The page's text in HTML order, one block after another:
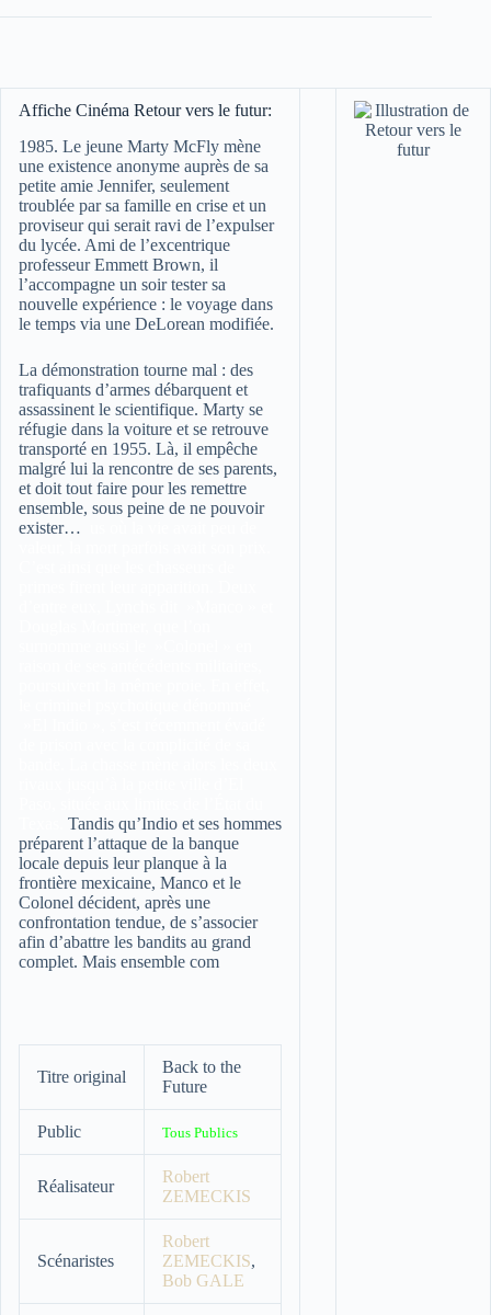
Affiche Cinéma Retour vers le futur:
1985. Le jeune Marty McFly mène
une existence anonyme auprès de sa
petite amie Jennifer, seulement
troublée par sa famille en crise et un
proviseur qui serait ravi de l’expulser
du lycée. Ami de l’excentrique
professeur Emmett Brown, il
l’accompagne un soir tester sa
nouvelle expérience : le voyage dans
le temps via une DeLorean modifiée.
La démonstration tourne mal : des
trafiquants d’armes débarquent et
assassinent le scientifique. Marty se
réfugie dans la voiture et se retrouve
transporté en 1955. Là, il empêche
malgré lui la rencontre de ses parents,
et doit tout faire pour les remettre
ensemble, sous peine de ne pouvoir
exister…
Tandis qu’Indio et ses hommes
préparent l’attaque de la banque
locale depuis leur planque à la
frontière mexicaine, Manco et le
Colonel décident, après une
confrontation tendue, de s’associer
afin d’abattre les bandits au grand
complet. Mais ensemble com
Titre original
Back to the
Future
Public Tous Publics
Réalisateur
Robert
ZEMECKIS
Scénaristes
Robert
ZEMECKIS,
Bob GALE